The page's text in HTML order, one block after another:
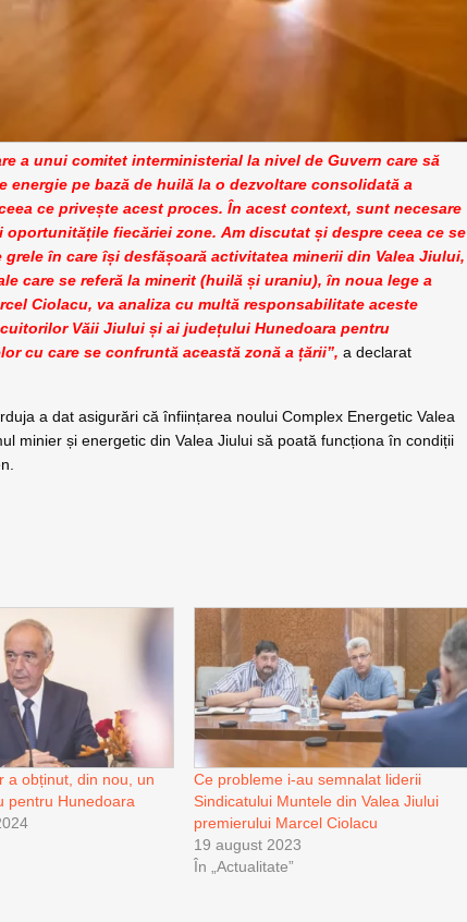
a unui comitet interministerial la nivel de Guvern care să
pe bază de huilă la o dezvoltare consolidată a
ce privește acest proces. În acest context, sunt necesare
fiecăriei zone. Am discutat și despre ceea ce se
în care își desfășoară activitatea minerii din Valea Jiului,
care se referă la minerit (huilă și uraniu), în noua lege a
Ciolacu, va analiza cu multă responsabilitate aceste
Văii Jiului și ai județului Hunedoara pentru
cu care se confruntă această zonă a țării”, a declarat
a dat asigurări că înființarea noului Complex Energetic Valea
minier și energetic din Valea Jiului să poată funcționa în condiții
a obținut, din nou, un
pentru Hunedoara
Ce probleme i-au semnalat liderii
Sindicatului Muntele din Valea Jiului
premierului Marcel Ciolacu
19 august 2023
În „Actualitate”